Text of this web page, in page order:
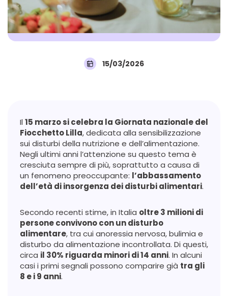
15/03/2026
Il 15 marzo si celebra la Giornata nazionale del
Fiocchetto Lilla, dedicata alla sensibilizzazione
sui disturbi della nutrizione e dell’alimentazione.
Negli ultimi anni l’attenzione su questo tema è
cresciuta sempre di più, soprattutto a causa di
un fenomeno preoccupante: l’abbassamento
dell’età di insorgenza dei disturbi alimentari.
Secondo recenti stime, in Italia oltre 3 milioni di
persone convivono con un disturbo
alimentare, tra cui anoressia nervosa, bulimia e
disturbo da alimentazione incontrollata. Di questi,
circa il 30% riguarda minori di 14 anni. In alcuni
casi i primi segnali possono comparire già tra gli
8 e i 9 anni.